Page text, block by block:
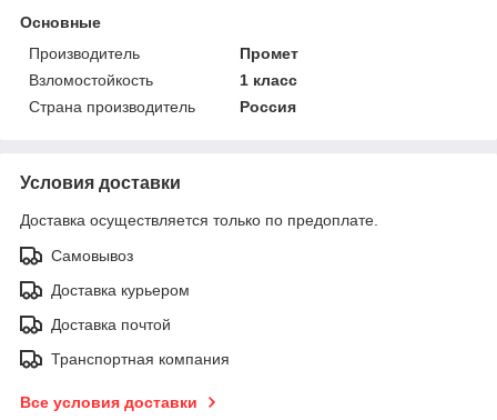
Основные
Производитель
Промет
Взломостойкость
1 класс
Страна производитель
Россия
Условия доставки
Доставка осуществляется только по предоплате.
Самовывоз
Доставка курьером
Доставка почтой
Транспортная компания
Все условия доставки